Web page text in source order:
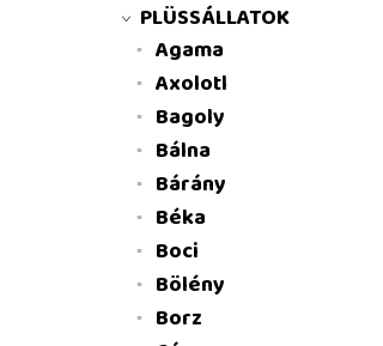
PLÜSSÁLLATOK
Agama
Axolotl
Bagoly
Bálna
Bárány
Béka
Boci
Bölény
Borz